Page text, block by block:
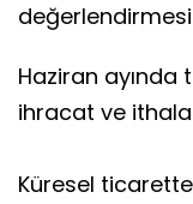
Haziran ayında
ihracat ve
Küresel